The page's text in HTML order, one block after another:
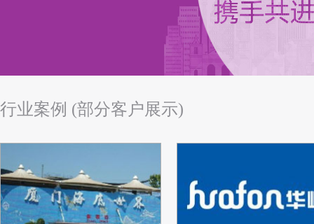
行业案例 (部分客户展示)